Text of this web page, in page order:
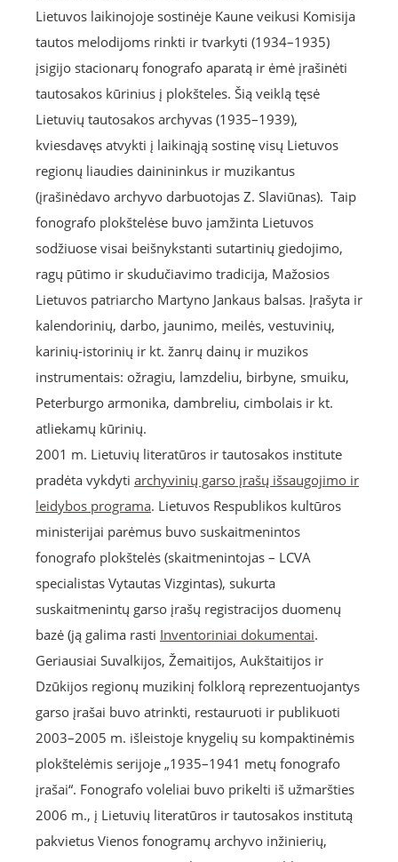
Lietuvos laikinojoje sostinėje Kaune veikusi Komisija
tautos melodijoms rinkti ir tvarkyti (1934–1935)
įsigijo stacionarų fonografo aparatą ir ėmė įrašinėti
tautosakos kūrinius į plokšteles. Šią veiklą tęsė
Lietuvių tautosakos archyvas (1935–1939),
kviesdavęs atvykti į laikinąją sostinę visų Lietuvos
regionų liaudies dainininkus ir muzikantus
(įrašinėdavo archyvo darbuotojas Z. Slaviūnas). Taip
fonografo plokštelėse buvo įamžinta Lietuvos
sodžiuose visai beišnykstanti sutartinių giedojimo,
ragų pūtimo ir skudučiavimo tradicija, Mažosios
Lietuvos patriarcho Martyno Jankaus balsas. Įrašyta ir
kalendorinių, darbo, jaunimo, meilės, vestuvinių,
karinių-istorinių ir kt. žanrų dainų ir muzikos
instrumentais: ožragiu, lamzdeliu, birbyne, smuiku,
Peterburgo armonika, dambreliu, cimbolais ir kt.
atliekamų kūrinių.
2001 m. Lietuvių literatūros ir tautosakos institute
pradėta vykdyti archyvinių garso įrašų išsaugojimo ir
leidybos programa. Lietuvos Respublikos kultūros
ministerijai parėmus buvo suskaitmenintos
fonografo plokštelės (skaitmenintojas – LCVA
specialistas Vytautas Vizgintas), sukurta
suskaitmenintų garso įrašų registracijos duomenų
bazė (ją galima rasti Inventoriniai dokumentai.
Geriausiai Suvalkijos, Žemaitijos, Aukštaitijos ir
Dzūkijos regionų muzikinį folklorą reprezentuojantys
garso įrašai buvo atrinkti, restauruoti ir publikuoti
2003–2005 m. išleistoje knygelių su kompaktinėmis
plokštelėmis serijoje „1935–1941 metų fonografo
įrašai“. Fonografo voleliai buvo prikelti iš užmaršties
2006 m., į Lietuvių literatūros ir tautosakos institutą
pakvietus Vienos fonogramų archyvo inžinierių,